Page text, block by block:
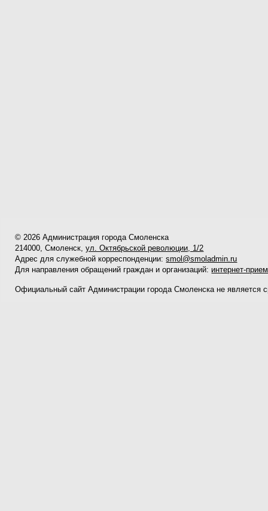
© 2026 Администрация города Смоленска
214000, Смоленск,ул. Октябрьской революции, 1/2
Адрес для служебной корреспонденции:smol@smoladmin.ru
Для направления обращений граждан и организаций: интернет-
Официальный сайт Администрации города Смоленска не является